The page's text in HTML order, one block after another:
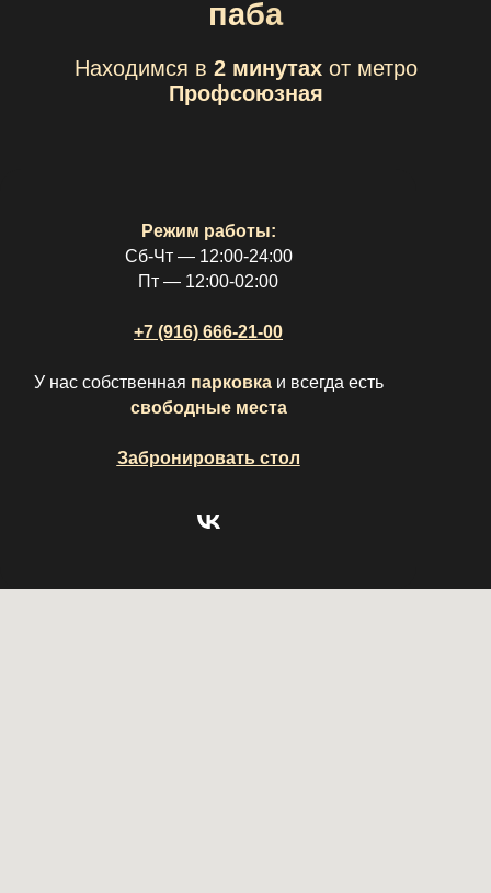
Режим работы:
Сб-Чт — 12:00-24:00
Пт — 12:00-02:00
+7 (916) 666-21-00
У нас собственная парковкаи всегда есть
свободные места
Забронировать стол